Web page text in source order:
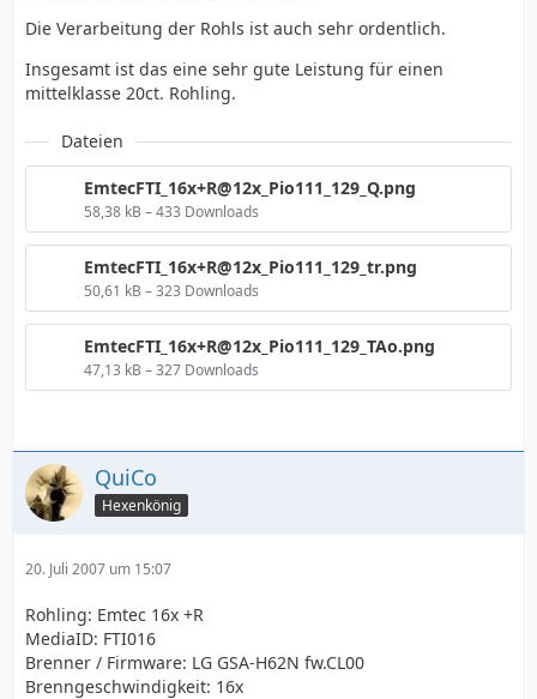
Die Verarbeitung der Rohls ist auch sehr ordentlich.
Insgesamt ist das eine sehr gute Leistung für einen
mittelklasse 20ct. Rohling.
Dateien
EmtecFTI_16x+R@12x_Pio111_129_Q.png
58,38 kB – 433 Downloads
EmtecFTI_16x+R@12x_Pio111_129_tr.png
50,61 kB – 323 Downloads
EmtecFTI_16x+R@12x_Pio111_129_TAo.png
47,13 kB – 327 Downloads
QuiCo
Hexenkönig
20. Juli 2007 um 15:07
Rohling: Emtec 16x +R
MediaID: FTI016
Brenner / Firmware: LG GSA-H62N fw.CL00
Brenngeschwindigkeit: 16x